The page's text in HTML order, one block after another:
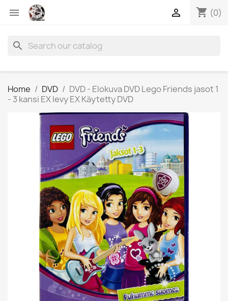
 shopping_cart (0)

search
Home DVD
DVD - Elokuva DVD Lego Friends jasot 1
- 3 kansi EX levy EX Käytetty DVD